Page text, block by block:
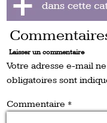
Laisser un commentaire
Votre adresse e-mail
obligatoires sont
Commentaire *